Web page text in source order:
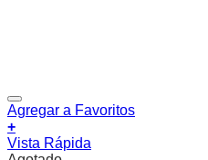
Agregar a Favoritos
+
Vista Rápida